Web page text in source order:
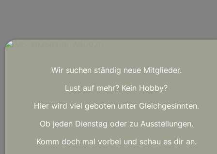
Wir suchen ständig neue Mitglieder.
Lust auf mehr? Kein Hobby?
Hier wird viel geboten unter Gleichgesinnten.
Ob jeden Dienstag oder zu Ausstellungen.
Komm doch mal vorbei und schau es dir an.